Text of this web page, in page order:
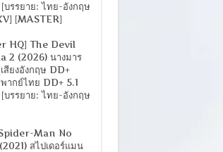
รรยาย: ไทย-อังกฤษ
[MASTER]
HQ] The Devil
2 (2026) นางมาร
สียงอังกฤษ DD+
ากย์ไทย DD+ 5.1
รรยาย: ไทย-อังกฤษ
Man No
สไปเดอร์แมน